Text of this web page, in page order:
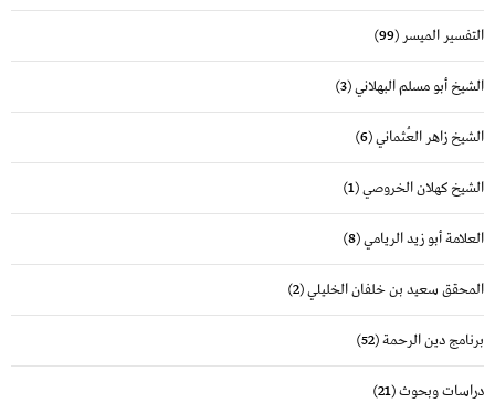
التفسير الميسر(99)
الشيخ أبو مسلم البهلاني(3)
الشيخ زاهر العُثماني(6)
الشيخ كهلان الخروصي(1)
العلامة أبو زيد الريامي(8)
المحقق سعيد بن خلفان الخليلي(2)
برنامج دين الرحمة(52)
دراسات وبحوث(21)